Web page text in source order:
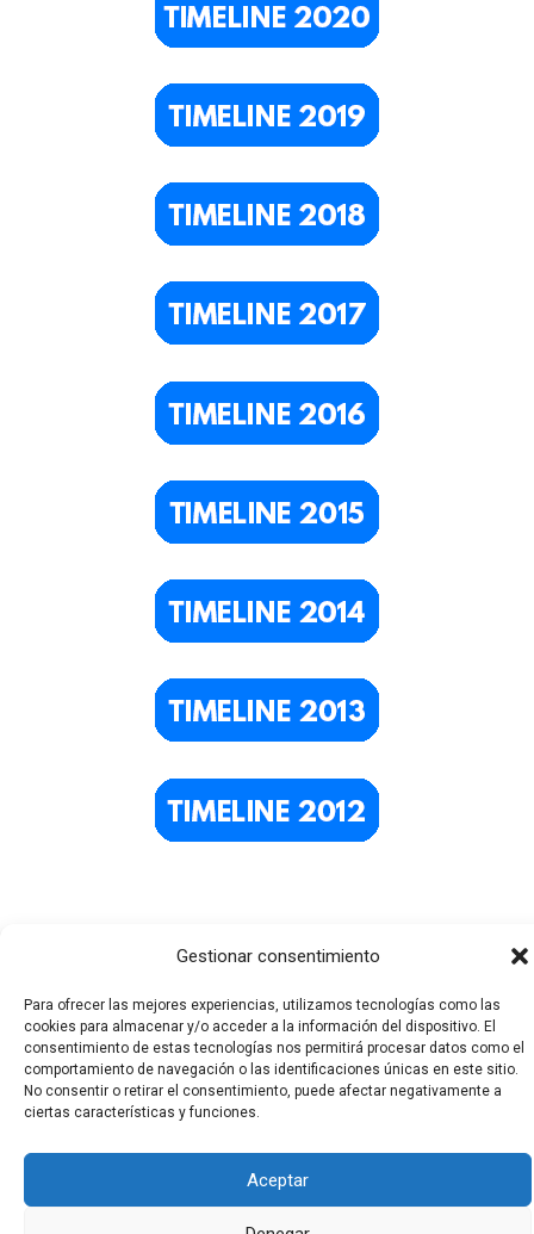
Gestionar consentimiento
Para ofrecer las mejores experiencias, utilizamos tecnologías como las
cookies para almacenar y/o acceder a la información del dispositivo. El
consentimiento de estas tecnologías nos permitirá procesar datos como el
comportamiento de navegación o las identificaciones únicas en este sitio.
No consentir o retirar el consentimiento, puede afectar negativamente a
ciertas características y funciones.
Aceptar
Todos los derechos © 2026 El Funerario Digital | Funciona
gracias aTema Astra para WordPress